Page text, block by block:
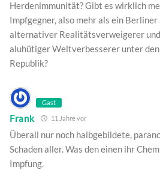
Herdenimmunität? Gibt es wirklich
Impfgegner, also mehr als ein
alternativer Realitätsverweigerer
aluhütiger Weltverbesserer unter
Republik?
Gast
Frank 11 Jahre vor
Überall nur noch halbgebildete,
Schaden aller. Was den einen ihr
Impfung.